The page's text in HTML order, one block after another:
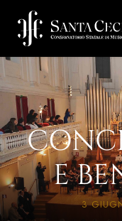
E
3